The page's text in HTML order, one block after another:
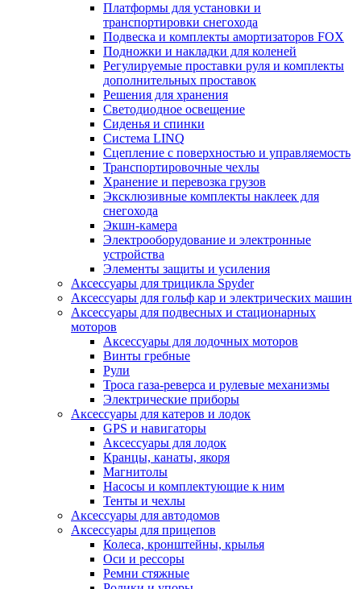
Платформы для установки и
транспортировки снегохода
Подвеска и комплекты амортизаторов FOX
Подножки и накладки для коленей
Регулируемые проставки руля и комплекты
дополнительных проставок
Решения для хранения
Светодиодное освещение
Сиденья и спинки
Система LINQ
Сцепление с поверхностью и управляемость
Транспортировочные чехлы
Хранение и перевозка грузов
Эксклюзивные комплекты наклеек для
снегохода
Экшн-камера
Электрооборудование и электронные
устройства
Элементы защиты и усиления
Аксессуары для трицикла Spyder
Аксессуары для гольф кар и электрических машин
Аксессуары для подвесных и стационарных
моторов
Аксессуары для лодочных моторов
Винты гребные
Рули
Троса газа-реверса и рулевые механизмы
Электрические приборы
Аксессуары для катеров и лодок
GPS и навигаторы
Аксессуары для лодок
Кранцы, канаты, якоря
Магнитолы
Насосы и комплектующие к ним
Тенты и чехлы
Аксессуары для автодомов
Аксессуары для прицепов
Колеса, кронштейны, крылья
Оси и рессоры
Ремни стяжные